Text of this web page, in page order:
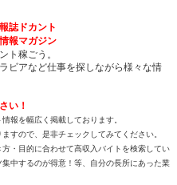
誌ドカント
報マガジン
ト稼ごう。
ビアなど仕事を探しながら様々な情
い！
報を幅広く掲載しております。
すので、是非チェックしてみてください。
・目的に合わせて高収入バイトを検索してい
中するのが得意！等、自分の長所にあった業